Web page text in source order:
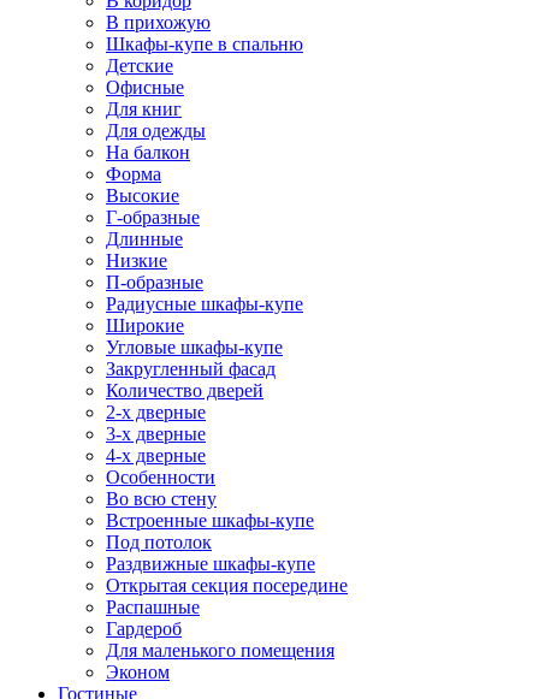
В прихожую
Шкафы-купе в спальню
Детские
Офисные
Для книг
Для одежды
На балкон
Форма
Высокие
Г-образные
Длинные
Низкие
П-образные
Радиусные шкафы-купе
Широкие
Угловые шкафы-купе
Закругленный фасад
Количество дверей
2-х дверные
3-х дверные
4-х дверные
Особенности
Во всю стену
Встроенные шкафы-купе
Под потолок
Раздвижные шкафы-купе
Открытая секция посередине
Распашные
Гардероб
Для маленького помещения
Эконом
Гостиные